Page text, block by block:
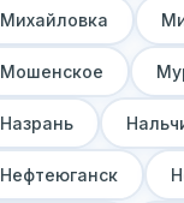
Михайловка
Мошенское
Назрань
Нефтеюганск